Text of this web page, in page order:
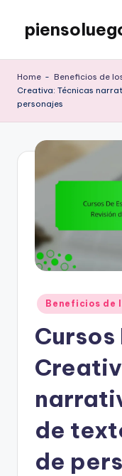
content
Home - Beneficios de
Creativa: Técnicas
personajes
Posted
in
Beneficios de
de
de